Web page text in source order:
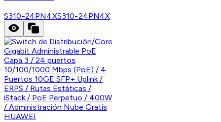
S310-24PN4XS310-24PN4X
HUAWEI